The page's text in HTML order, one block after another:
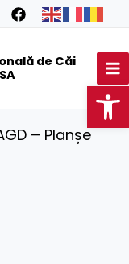
de Căi
– Planșe